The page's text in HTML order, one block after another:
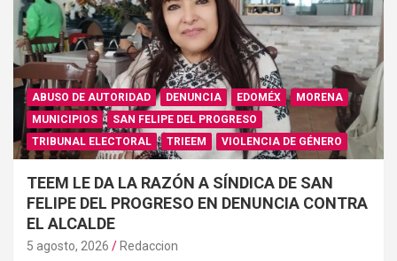
ABUSO DE AUTORIDAD DENUNCIA EDOMÉX
MORENA
MUNICIPIOS
SAN FELIPE DEL PROGRESO
TRIBUNAL ELECTORAL
TRIEEM VIOLENCIA DE GÉNERO
TEEM LE DA LA RAZÓN A SÍNDICA DE SAN
FELIPE DEL PROGRESO EN DENUNCIA CONTRA
EL ALCALDE
5 agosto, 2026 Redaccion